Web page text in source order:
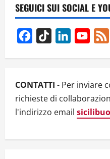
v
i
g
a
t
i
o
SEGUICI SUI SOCIAL E
Facebook
TikTok LinkedIn
CONTATTI - Per inviare
richieste di
l'indirizzo email